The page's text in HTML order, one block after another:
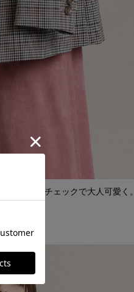
の入ったチェックで大人可愛く。